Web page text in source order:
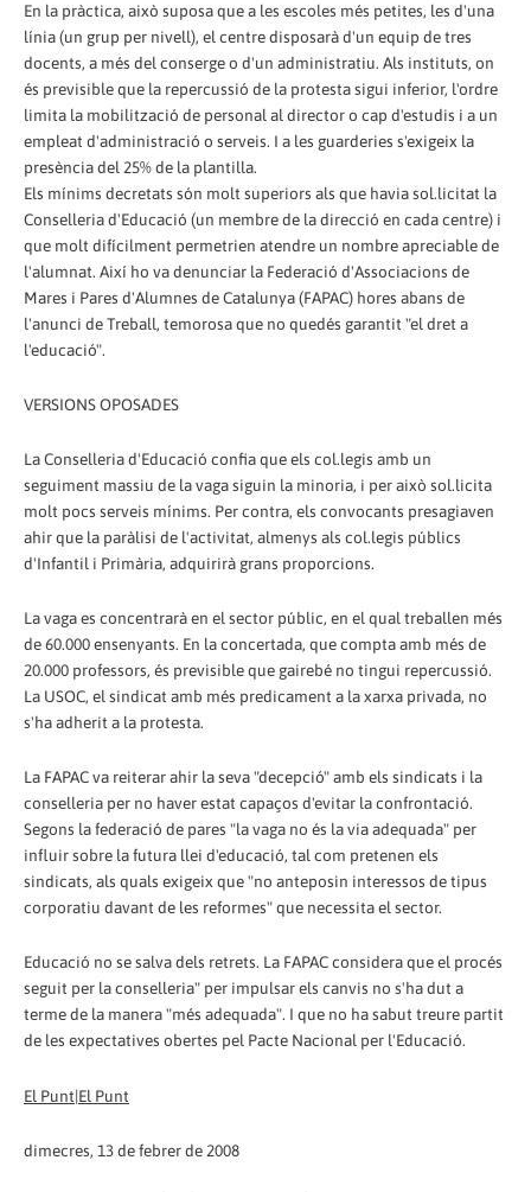
En la pràctica, això suposa que a les escoles més petites, les d'una
línia (un grup per nivell), el centre disposarà d'un equip de tres
docents, a més del conserge o d'un administratiu. Als instituts, on
és previsible que la repercussió de la protesta sigui inferior, l'ordre
limita la mobilització de personal al director o cap d'estudis i a un
empleat d'administració o serveis. I a les guarderies s'exigeix la
presència del 25% de la plantilla.
Els mínims decretats són molt superiors als que havia sol.licitat la
Conselleria d'Educació (un membre de la direcció en cada centre) i
que molt difícilment permetrien atendre un nombre apreciable de
l'alumnat. Així ho va denunciar la Federació d'Associacions de
Mares i Pares d'Alumnes de Catalunya (FAPAC) hores abans de
l'anunci de Treball, temorosa que no quedés garantit "el dret a
l'educació".
VERSIONS OPOSADES
La Conselleria d'Educació confia que els col.legis amb un
seguiment massiu de la vaga siguin la minoria, i per això sol.licita
molt pocs serveis mínims. Per contra, els convocants presagiaven
ahir que la paràlisi de l'activitat, almenys als col.legis públics
d'Infantil i Primària, adquirirà grans proporcions.
La vaga es concentrarà en el sector públic, en el qual treballen més
de 60.000 ensenyants. En la concertada, que compta amb més de
20.000 professors, és previsible que gairebé no tingui repercussió.
La USOC, el sindicat amb més predicament a la xarxa privada, no
s'ha adherit a la protesta.
La FAPAC va reiterar ahir la seva "decepció" amb els sindicats i la
conselleria per no haver estat capaços d'evitar la confrontació.
Segons la federació de pares "la vaga no és la via adequada" per
influir sobre la futura llei d'educació, tal com pretenen els
sindicats, als quals exigeix que "no anteposin interessos de tipus
corporatiu davant de les reformes" que necessita el sector.
Educació no se salva dels retrets. La FAPAC considera que el procés
seguit per la conselleria" per impulsar els canvis no s'ha dut a
terme de la manera "més adequada". I que no ha sabut treure partit
de les expectatives obertes pel Pacte Nacional per l'Educació.
El Punt|El Punt
dimecres, 13 de febrer de 2008